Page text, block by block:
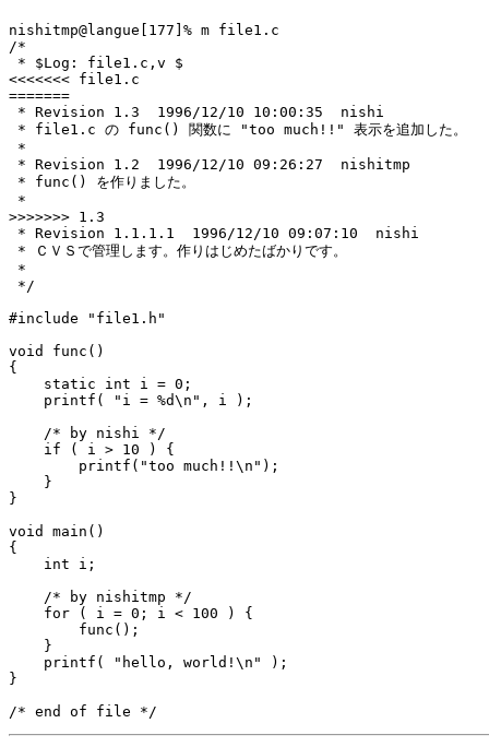
nishitmp@langue[177]% m file1.c
/*
* $Log: file1.c,v $
<<<<<<< file1.c
=======
* Revision 1.3  1996/12/10 10:00:35  nishi
* file1.c の func() 関数に "too much!!" 表示を追加した。
*
* Revision 1.2  1996/12/10 09:26:27  nishitmp
* func() を作りました。
*
>>>>>>> 1.3
* Revision 1.1.1.1  1996/12/10 09:07:10  nishi
* ＣＶＳで管理します。作りはじめたばかりです。
*
*/
#include "file1.h"
void func()
{
    static int i = 0;
    printf( "i = %d\n", i );
    /* by nishi */
    if ( i > 10 ) {
        printf("too much!!\n");
    }
}
void main()
{
    int i;
    /* by nishitmp */
    for ( i = 0; i < 100 ) {
        func();
    }
    printf( "hello, world!\n" );
}